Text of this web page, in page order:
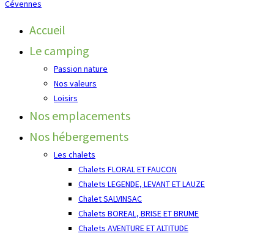
Cévennes
Accueil
Le camping
Passion nature
Nos valeurs
Loisirs
Nos emplacements
Nos hébergements
Les chalets
Chalets FLORAL ET FAUCON
Chalets LEGENDE, LEVANT ET LAUZE
Chalet SALVINSAC
Chalets BOREAL, BRISE ET BRUME
Chalets AVENTURE ET ALTITUDE